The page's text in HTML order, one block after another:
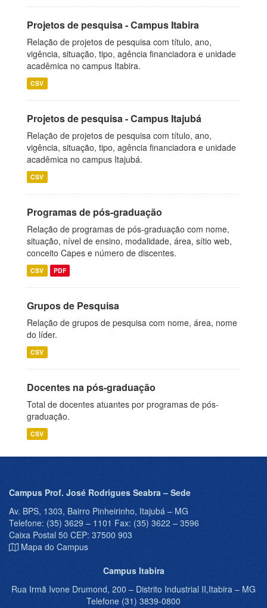
Projetos de pesquisa - Campus Itabira
Relação de projetos de pesquisa com título, ano,
vigência, situação, tipo, agência financiadora e unidade
acadêmica no campus Itabira.
CSV
Projetos de pesquisa - Campus Itajubá
Relação de projetos de pesquisa com título, ano,
vigência, situação, tipo, agência financiadora e unidade
acadêmica no campus Itajubá.
CSV
Programas de pós-graduação
Relação de programas de pós-graduação com nome,
situação, nível de ensino, modalidade, área, sítio web,
conceito Capes e número de discentes.
CSV PDF
Grupos de Pesquisa
Relação de grupos de pesquisa com nome, área, nome
do líder.
CSV
Docentes na pós-graduação
Total de docentes atuantes por programas de pós-
graduação.
CSV
Campus Prof. José Rodrigues Seabra – Sede
Av. BPS, 1303, Bairro Pinheirinho, Itajubá – MG
Telefone: (35) 3629 – 1101 Fax: (35) 3622 – 3596
Caixa Postal 50 CEP: 37500 903
Mapa do Campus
Campus Itabira
Rua Irmã Ivone Drumond, 200 – Distrito Industrial II,Itabira – MG
Telefone (31) 3839-0800